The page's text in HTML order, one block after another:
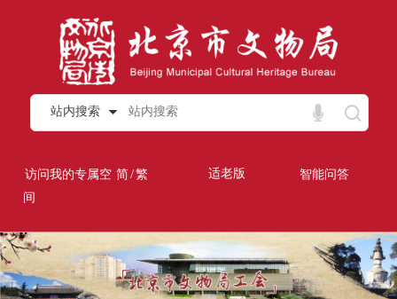
站内搜索
访问我的专属空
间
简/繁 适老版 智能问答